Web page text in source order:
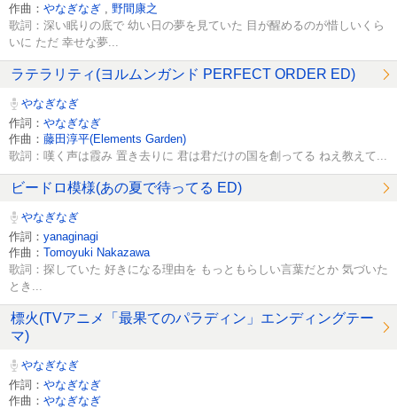
作曲： やなぎなぎ 野間康之
歌詞：深い眠りの底で 幼い日の夢を見ていた 目が醒めるのが惜しいくら
いに ただ 幸せな夢...
ラテラリティ(ヨルムンガンド PERFECT ORDER ED)
やなぎなぎ
作詞： やなぎなぎ
作曲： 藤田淳平(Elements Garden)
歌詞：嘆く声は霞み 置き去りに 君は君だけの国を創ってる ねえ教えて...
ビードロ模様(あの夏で待ってる ED)
やなぎなぎ
作詞： yanaginagi
作曲： Tomoyuki Nakazawa
歌詞：探していた 好きになる理由を もっともらしい言葉だとか 気づいた
とき...
標火(TVアニメ「最果てのパラディン」エンディングテー
マ)
やなぎなぎ
作詞： やなぎなぎ
作曲： やなぎなぎ